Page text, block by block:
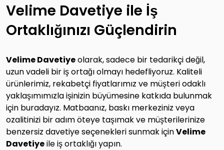
Velime Davetiye ile İş
Ortaklığınızı Güçlendirin
Velime Davetiyeolarak, sadece bir tedarikçi değil,
uzun vadeli bir iş ortağı olmayı hedefliyoruz. Kaliteli
ürünlerimiz, rekabetçi fiyatlarımız ve müşteri odaklı
yaklaşımımızla işinizin büyümesine katkıda bulunmak
için buradayız. Matbaanız, baskı merkeziniz veya
ozalitinizi bir adım öteye taşımak ve müşterilerinize
benzersiz davetiye seçenekleri sunmak içinVelime
Davetiyeile iş ortaklığı yapın.